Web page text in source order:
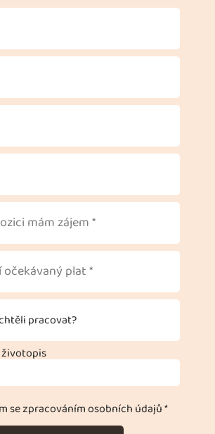
se zpracováním osobních údajů *